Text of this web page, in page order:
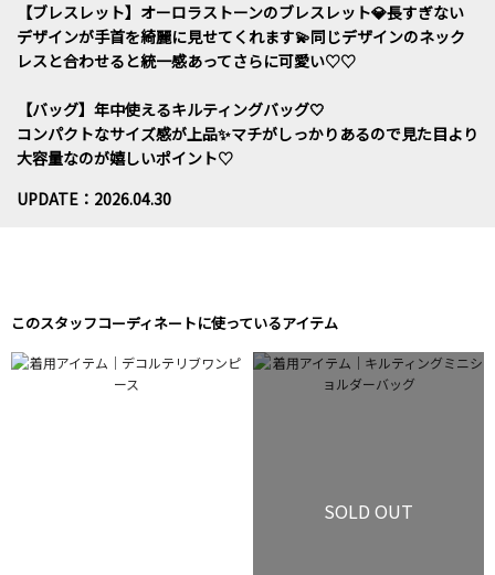
【ブレスレット】オーロラストーンのブレスレット💎長すぎない
デザインが手首を綺麗に見せてくれます💫同じデザインのネック
レスと合わせると統一感あってさらに可愛い♡♡
【バッグ】年中使えるキルティングバッグ‎🤍
コンパクトなサイズ感が上品✨️マチがしっかりあるので見た目より
大容量なのが嬉しいポイント♡
UPDATE：2026.04.30
このスタッフコーディネートに使っているアイテム
SOLD OUT